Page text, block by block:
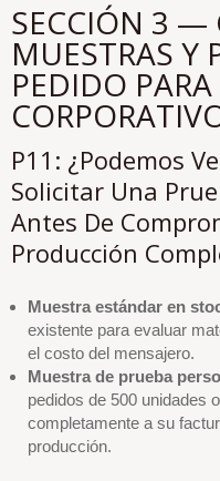
SECCIÓN 3 —
MUESTRAS Y
PEDIDO
P11: ¿Podemos
Solicitar Una
Antes De
Producción
Muestra estándar en
existente para evaluar
el costo del mensajero.
Muestra de prueba
pedidos de 500 unidades
completamente a su
producción.